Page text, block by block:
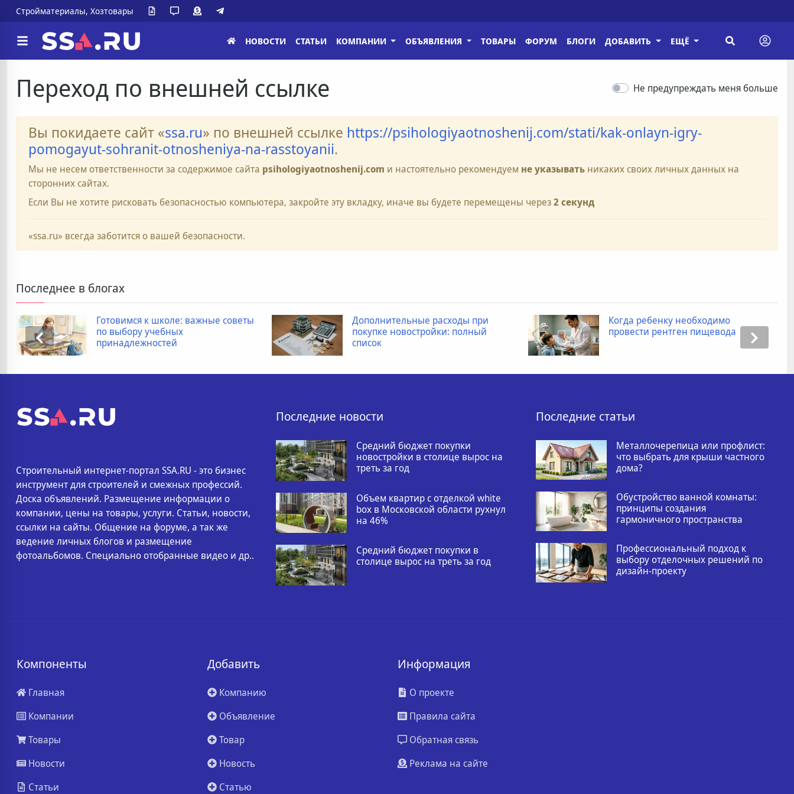
Стройматериалы, Хозтовары
НОВОСТИ СТАТЬИ КОМПАНИИ ОБЪЯВЛЕНИЯ ТОВАРЫ ФОРУМ БЛОГИ ДОБАВИТЬ ЕЩЁ
Переход по внешней ссылке Не предупреждать меня больше
Вы покидаете сайт «ssa.ru» по внешней ссылке https://psihologiyaotnoshenij.com/stati/kak-onlayn-igry-
pomogayut-sohranit-otnosheniya-na-rasstoyanii.
Мы не несем ответственности за содержимое сайта psihologiyaotnoshenij.com и настоятельно рекомендуем не указывать никаких своих личных данных на
сторонних сайтах.
Если Вы не хотите рисковать безопасностью компьютера, закройте эту вкладку, иначе вы будете перемещены через2секунд
«ssa.ru» всегда заботится о вашей безопасности.
Последнее в блогах
Готовимся к школе: важные советы
по выбору учебных
принадлежностей
Дополнительные расходы при
покупке новостройки: полный
список
Когда ребенку необходимо
провести рентген пищевода
Строительный интернет-портал SSA.RU - это бизнес
инструмент для строителей и смежных профессий.
Доска объявлений. Размещение информации о
компании, цены на товары, услуги. Статьи, новости,
ссылки на сайты. Общение на форуме, а так же
ведение личных блогов и размещение
фотоальбомов. Специально отобранные видео и др..
Последние новости
Средний бюджет покупки
новостройки в столице вырос на
треть за год
Объем квартир с отделкой white
box в Московской области рухнул
на 46%
Средний бюджет покупки в
столице вырос на треть за год
Последние статьи
Металлочерепица или профлист:
что выбрать для крыши частного
дома?
Обустройство ванной комнаты:
принципы создания
гармоничного пространства
Профессиональный подход к
выбору отделочных решений по
дизайн-проекту
Компоненты
Главная
Компании
Товары
Новости
Статьи
Добавить
Компанию
Объявление
Товар
Новость
Статью
Информация
О проекте
Правила сайта
Обратная связь
Реклама на сайте